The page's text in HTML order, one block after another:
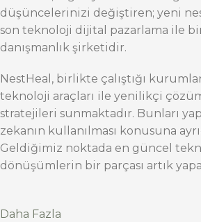
düşüncelerinizi değiştiren; yeni
son teknoloji dijital pazarlama ile
danışmanlık şirketidir.
NestHeal, birlikte çalıştığı
teknoloji araçları ile yenilikçi
stratejileri sunmaktadır. Bunları
zekanın kullanılması konusuna
Geldiğimiz noktada en güncel
dönüşümlerin bir parçası artık
Daha Fazla